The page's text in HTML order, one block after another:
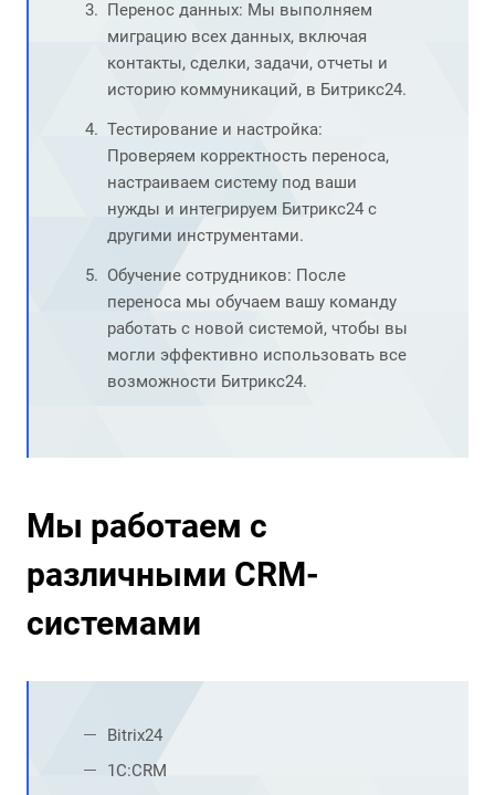
Перенос данных: Мы выполняем
миграцию всех данных, включая
контакты, сделки, задачи, отчеты и
историю коммуникаций, в Битрикс24.
Тестирование и настройка:
Проверяем корректность переноса,
настраиваем систему под ваши
нужды и интегрируем Битрикс24 с
другими инструментами.
Обучение сотрудников: После
переноса мы обучаем вашу команду
работать с новой системой, чтобы вы
могли эффективно использовать все
возможности Битрикс24.
Мы работаем с
различными CRM-
системами
Bitrix24
1C:CRM